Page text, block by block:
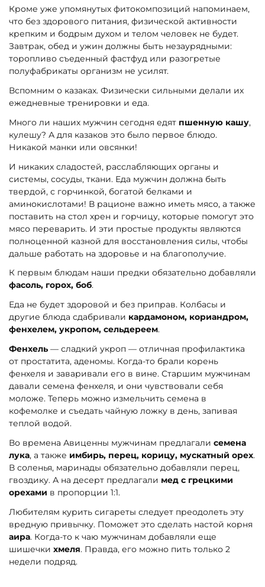
Кроме уже упомянутых фитокомпозиций напоминаем,
что без здорового питания, физической активности
крепким и бодрым духом и телом человек не будет.
Завтрак, обед и ужин должны быть незаурядными:
торопливо съеденный фастфуд или разогретые
полуфабрикаты организм не усилят.
Вспомним о казаках. Физически сильными делали их
ежедневные тренировки и еда.
Много ли наших мужчин сегодня едят пшенную кашу,
кулешу? А для казаков это было первое блюдо.
Никакой манки или овсянки!
И никаких сладостей, расслабляющих органы и
системы, сосуды, ткани. Еда мужчин должна быть
твердой, с горчинкой, богатой белками и
аминокислотами! В рационе важно иметь мясо, а также
поставить на стол хрен и горчицу, которые помогут это
мясо переварить. И эти простые продукты являются
полноценной казной для восстановления силы, чтобы
дальше работать на здоровье и на благополучие.
К первым блюдам наши предки обязательно добавляли
фасоль, горох, боб.
Еда не будет здоровой и без приправ. Колбасы и
другие блюда сдабривали кардамоном, кориандром,
фенхелем, укропом, сельдереем.
Фенхель— сладкий укроп — отличная профилактика
от простатита, аденомы. Когда-то брали корень
фенхеля и заваривали его в вине. Старшим мужчинам
давали семена фенхеля, и они чувствовали себя
моложе. Теперь можно измельчить семена в
кофемолке и съедать чайную ложку в день, запивая
теплой водой.
Во времена Авиценны мужчинам предлагали семена
лука, а также имбирь, перец, корицу, мускатный орех.
В соленья, маринады обязательно добавляли перец,
гвоздику. А на десерт предлагали мед с грецкими
орехами в пропорции 1:1.
Любителям курить сигареты следует преодолеть эту
вредную привычку. Поможет это сделать настой корня
аира. Когда-то к чаю мужчинам добавляли еще
шишечки хмеля. Правда, его можно пить только 2
недели подряд.